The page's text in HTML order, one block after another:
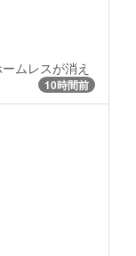
ムレスが消え
10時間前